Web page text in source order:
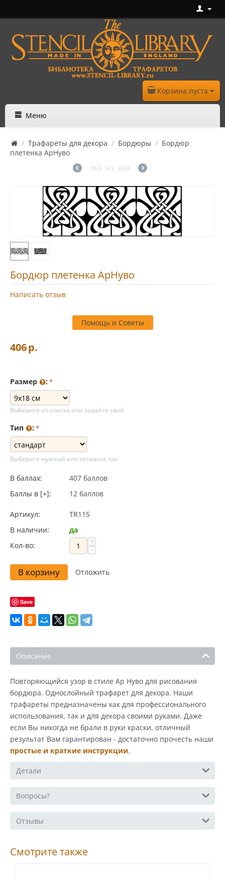
Корзина пуста
Меню
/ Трафареты для декора / Бордюры / Бордюр
плетенка АрНуво
165 из 849
Бордюр плетенка АрНуво
Написать отзыв
Помощь и Советы
406р.
Размер :
Выберите из списка или задайте свой
Тип :
Выберите нужный или оставьте так
В баллах:
407 баллов
Баллы в [+]:
12 баллов
Артикул:
TR115
В наличии:
да
Кол-во:
+
−
В корзину Отложить
Save
Описание
Повторяющийся узор в стиле Ар Нуво для рисования
бордюра. Однослойный трафарет для декора. Наши
трафареты предназначены как для профессионального
использования, так и для декора своими руками. Даже
если Вы никогда не брали в руки краски, отличный
результат Вам гарантирован - достаточно прочесть наши
простые и краткие инструкции.
Детали
Вопросы?
Отзывы
Смотрите также